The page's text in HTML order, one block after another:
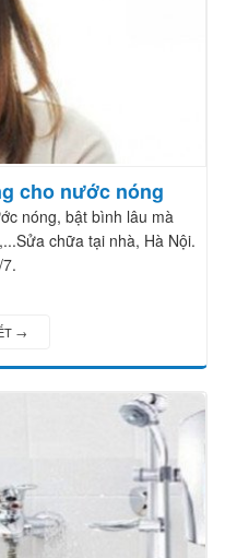
cho nước nóng
nóng, bật bình lâu mà
chữa tại nhà, Hà Nội.
→